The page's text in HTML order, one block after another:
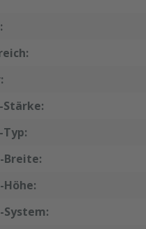
Stärke:
Breite:
Höhe:
System: